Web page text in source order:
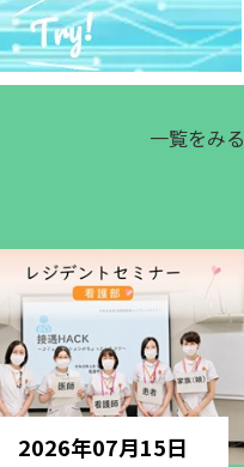
一覧をみる
2026年07月15日